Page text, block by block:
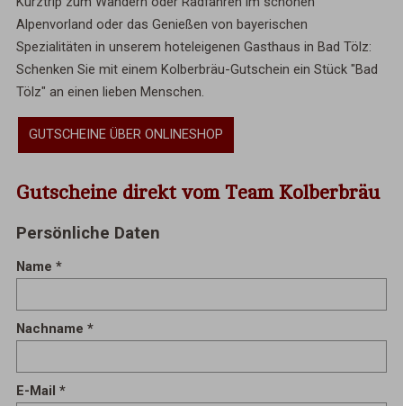
Alpenvorland oder das Genießen von bayerischen
Spezialitäten in unserem hoteleigenen Gasthaus in Bad Tölz:
Schenken Sie mit einem Kolberbräu-Gutschein ein Stück "Bad
Tölz" an einen lieben Menschen.
GUTSCHEINE ÜBER ONLINESHOP
Gutscheine direkt vom Team Kolberbräu
Persönliche Daten
Name
Nachname
E-Mail